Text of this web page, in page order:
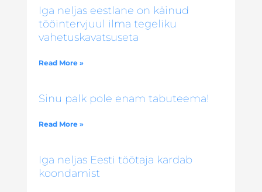
Iga neljas eestlane on käinud
tööintervjuul ilma tegeliku
vahetuskavatsuseta
Read More »
Sinu palk pole enam tabuteema!
Read More »
Iga neljas Eesti töötaja kardab
koondamist